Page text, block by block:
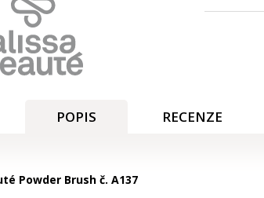
POPIS RECENZE
Powder Brush č. A137